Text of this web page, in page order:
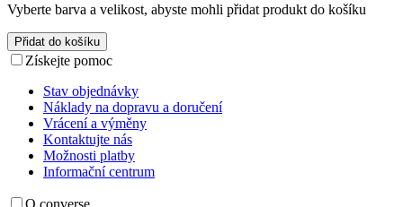
Vyberte barva a velikost, abyste mohli přidat produkt do košíku
Přidat do košíku
Získejte pomoc
Stav objednávky
Náklady na dopravu a doručení
Vrácení a výměny
Kontaktujte nás
Možnosti platby
Informační centrum
O converse